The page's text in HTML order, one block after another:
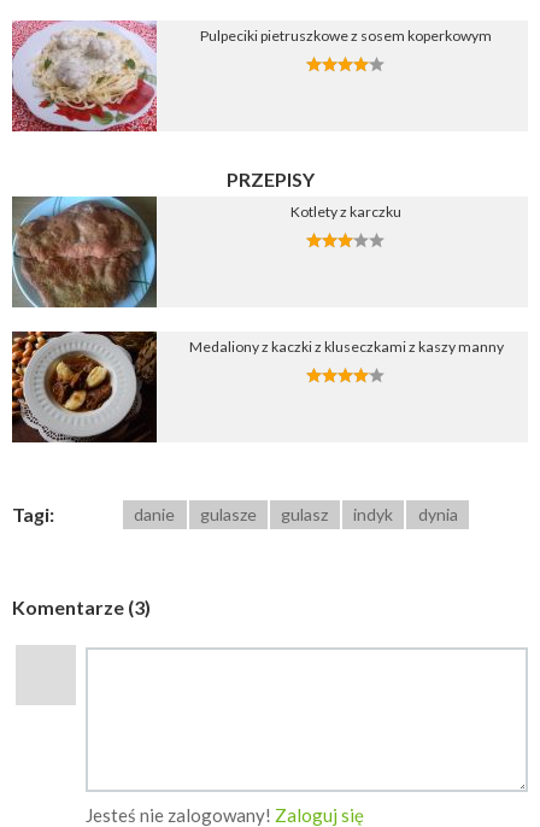
Pulpeciki pietruszkowe z sosem koperkowym
PRZEPISY
Kotlety z karczku
Medaliony z kaczki z kluseczkami z kaszy manny
Tagi: danie gulasze gulasz indyk dynia
Komentarze (3)
Jesteś nie zalogowany! Zaloguj się